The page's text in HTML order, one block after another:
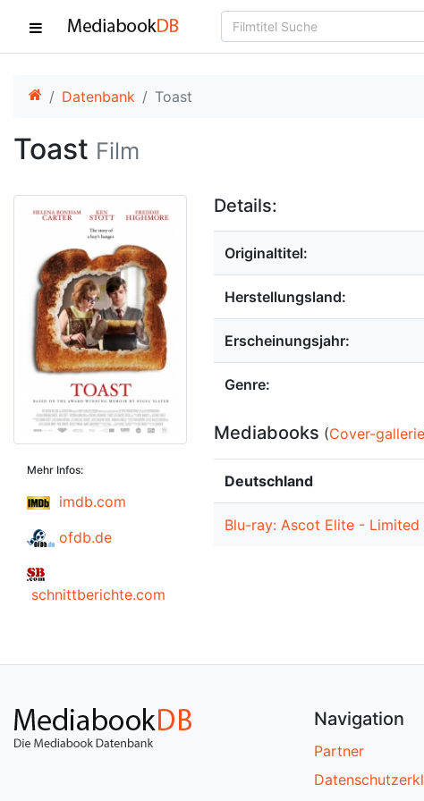
Datenbank Toast
Toast Film
Mehr Infos:
imdb.com
ofdb.de
schnittberichte.com
Details:
Originaltitel:
Herstellungsland:
Erscheinungsjahr:
Genre:
Mediabooks (Cover-gallerie
Deutschland
Blu-ray: Ascot Elite -
Navigation
Partner